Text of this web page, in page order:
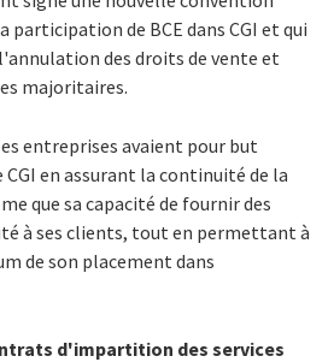
de BCE dans CGI et qui
des droits de vente et
majoritaires.
entreprises avaient pour but
en assurant la continuité de la
que sa capacité de fournir des
à ses clients, tout en permettant à
de son placement dans
d'impartition des services